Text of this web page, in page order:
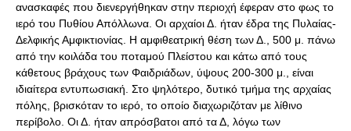
ανασκαφές που διενεργήθηκαν στην περιοχή έφεραν στο φως το
ιερό του Πυθίου Απόλλωνα. Οι αρχαίοι Δ. ήταν έδρα της Πυλαίας-
Δελφικής Αμφικτιονίας. Η αμφιθεατρική θέση των Δ., 500 μ. πάνω
από την κοιλάδα του ποταμού Πλείστου και κάτω από τους
κάθετους βράχους των Φαιδριάδων, ύψους 200-300 μ., είναι
ιδιαίτερα εντυπωσιακή. Στο ψηλότερο, δυτικό τμήμα της αρχαίας
πόλης, βρισκόταν το ιερό, το οποίο διαχωριζόταν με λίθινο
περίβολο. Οι Δ. ήταν απρόσβατοι από τα Δ, λόγω των